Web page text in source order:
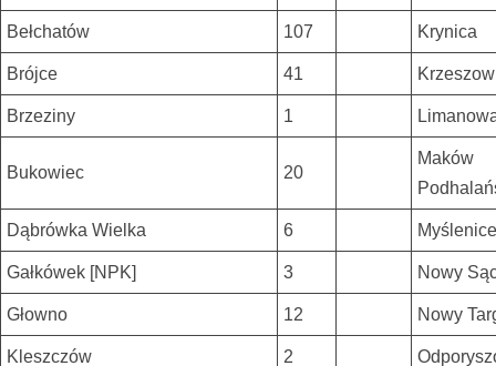
Bełchatów 107 Krynica
Brójce 41
Brzeziny 1
Bukowiec 20
Maków
Dąbrówka Wielka 6 Myślenice
Gałkówek [NPK] 3 Nowy
Głowno 12 Nowy
Kleszczów 2